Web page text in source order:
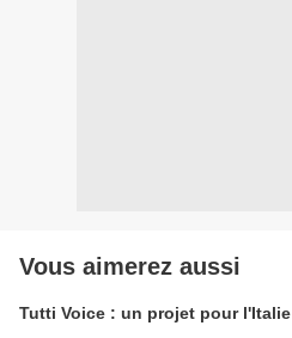
Vous aimerez aussi
Tutti Voice : un projet pour l'Italie